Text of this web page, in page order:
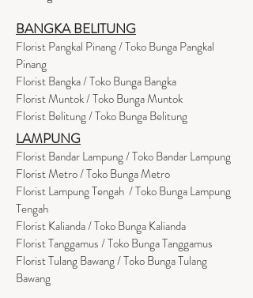
BANGKA BELITUNG
Florist Pangkal Pinang / Toko Bunga Pangkal
Pinang
Florist Bangka / Toko Bunga Bangka
Florist Muntok / Toko Bunga Muntok
Florist Belitung / Toko Bunga Belitung
LAMPUNG
Florist Bandar Lampung / Toko Bandar Lampung
Florist Metro / Toko Bunga Metro
Florist Lampung Tengah / Toko Bunga Lampung
Tengah
Florist Kalianda / Toko Bunga Kalianda
Florist Tanggamus / Toko Bunga Tanggamus
Florist Tulang Bawang / Toko Bunga Tulang
Bawang